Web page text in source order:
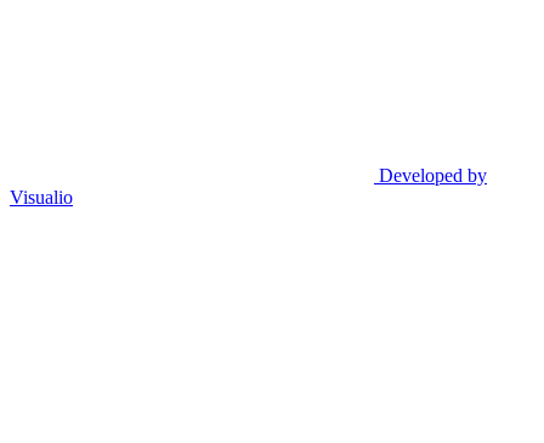
Developed by
Visualio